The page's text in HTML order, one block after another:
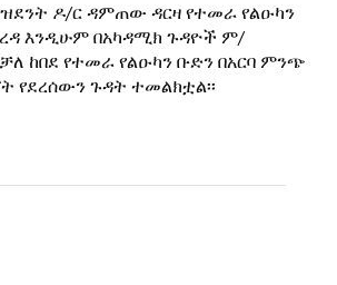
ዶ/ር ዳምጠው ዳርዛ የተመራ የልዑካን
እንዲሁም በአካዳሚክ ጉዳዮች ም/
ከበደ የተመራ የልዑካን ቡድን በአርባ ምንጭ
የደረሰውን ጉዳት ተመልክቷል፡፡